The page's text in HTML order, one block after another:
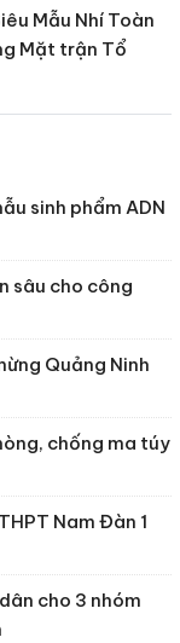
Mẫu Nhí Toàn
Mặt trận Tổ
sinh phẩm ADN
sâu cho công
Quảng Ninh
chống ma túy
Nam Đàn 1
cho 3 nhóm